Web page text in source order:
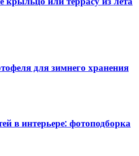
для зимнего хранения
в интерьере: фотоподборка